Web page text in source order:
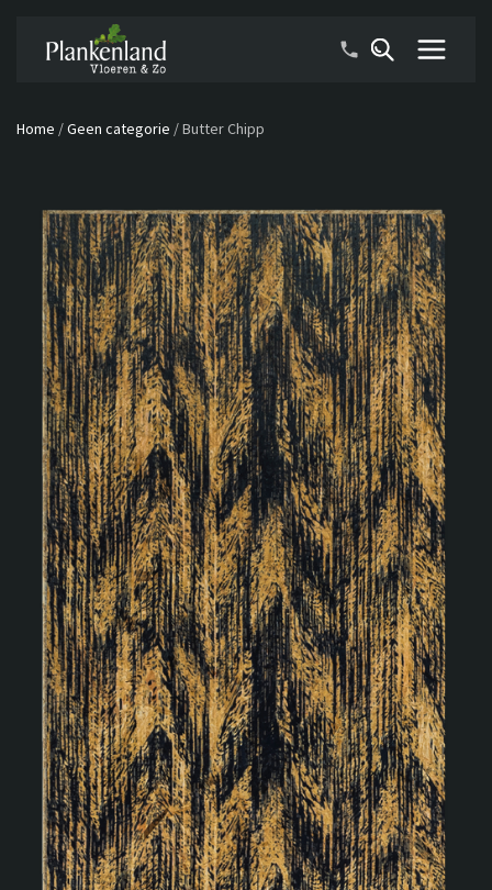
Home /Geen categorie /Butter Chipp